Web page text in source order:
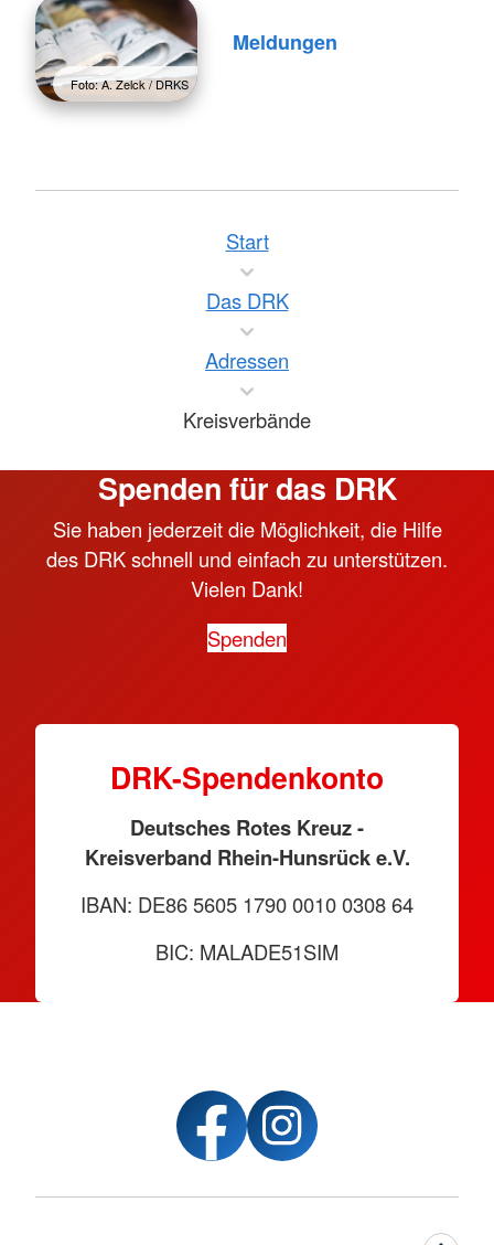
Foto: A. Zelck / DRKS
Meldungen
Start
Das DRK
Adressen
Kreisverbände
Spenden für das DRK
Sie haben jederzeit die Möglichkeit, die Hilfe
des DRK schnell und einfach zu unterstützen.
Vielen Dank!
Spenden
DRK-Spendenkonto
Deutsches Rotes Kreuz -
Kreisverband Rhein-Hunsrück e.V.
IBAN: DE86 5605 1790 0010 0308 64
BIC: MALADE51SIM